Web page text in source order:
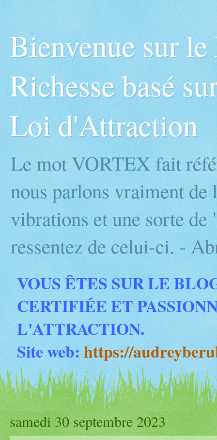
Bienvenue sur
Richesse basé
Loi d'Attraction
Le mot VORTEX fait
nous parlons vraiment
vibrations et une sorte
ressentez de celui-ci. -
VOUS ÊTES SUR LE
CERTIFIÉE ET
L'ATTRACTION.
Site web:https://
samedi 30 septembre 2023